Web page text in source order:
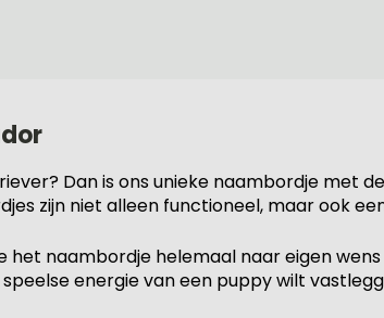
Dan is ons unieke naambordje met
zijn niet alleen functioneel, maar ook
naambordje helemaal naar eigen
energie van een puppy wilt